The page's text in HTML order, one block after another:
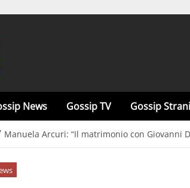
News Gossip TV Gossip
Manuela Arcuri: “Il matrimonio con Giovanni